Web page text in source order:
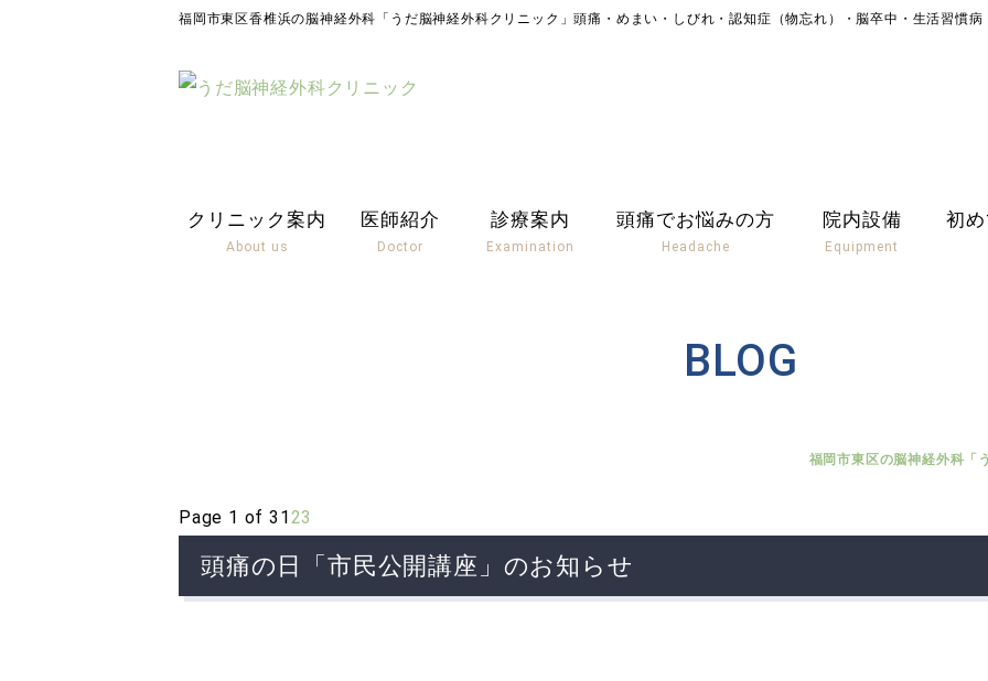
福岡市東区香椎浜の脳神経外科「うだ脳神経外科クリニック」頭痛・めまい・しびれ・認知症（物忘れ）・脳卒中・生活習慣病
クリニック案内
About us
医師紹介
Doctor
診療案内
Examination
頭痛でお悩みの方
Headache
院内設備
Equipment
初
BLOG
福岡市東区の脳神経外科「
Page 1 of 3 123
頭痛の日「市民公開講座」のお知らせ